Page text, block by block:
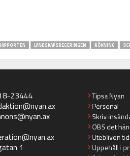
LANDSKAPSREGERINGEN RÖKNING
23444
1
Tipsa Nyan
Personal
Skriv
OBS det
Utebliven
Uppehåll i